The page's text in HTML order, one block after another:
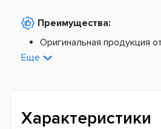
По тарифам Укрпочты
Платная доставка из
Новая почта -
Преимущества:
Оригинальная продукция
поставщиков
Еще
Характеристики